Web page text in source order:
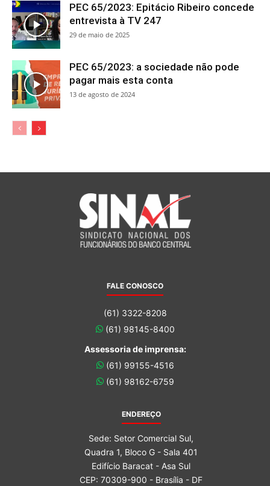
PEC 65/2023: Epitácio Ribeiro concede
entrevista à TV 247
29 de maio de 2025
PEC 65/2023: a sociedade não pode
pagar mais esta conta
13 de agosto de 2024
FALE CONOSCO
(61) 3322-8208
(61) 98145-8400
Assessoria de imprensa:
(61) 99155-4516
(61) 98162-6759
ENDEREÇO
Sede: Setor Comercial Sul,
Quadra 1, Bloco G - Sala 401
Edifício Baracat - Asa Sul
CEP: 70309-900 - Brasília - DF